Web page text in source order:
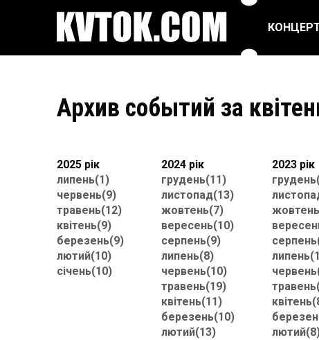
РОК/МЕТАЛ
СПЕКТАКЛІ
ФЕСТИВАЛІ
Архив событий за
2025 рік
липень(1)
червень(9)
травень(12)
квітень(9)
березень(9)
лютий(10)
січень(10)
2024 рік
грудень(11)
листопад(13)
жовтень(7)
вересень(10)
серпень(9)
липень(8)
червень(10)
травень(19)
квітень(11)
березень(10)
лютий(13)
2023 рік